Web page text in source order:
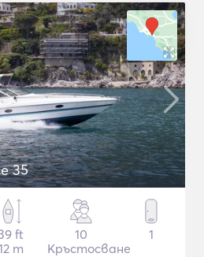
35
ft
m
10
Кръстосване
1